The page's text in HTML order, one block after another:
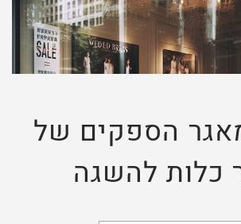
הספקים של
כלות להשגה